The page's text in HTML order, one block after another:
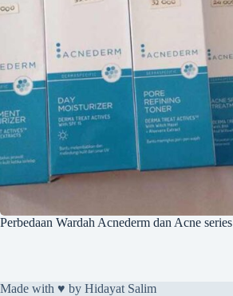
Perbedaan Wardah Acnederm dan Acne series
Made with ♥️ by Hidayat Salim